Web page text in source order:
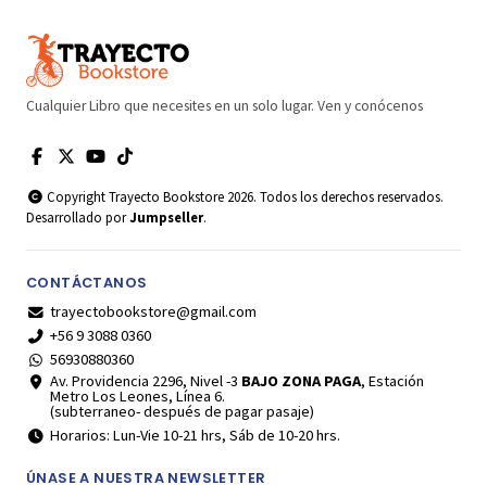
Cualquier Libro que necesites en un solo lugar. Ven y conócenos
Copyright Trayecto Bookstore 2026. Todos los derechos reservados.
Desarrollado porJumpseller.
CONTÁCTANOS
trayectobookstore@gmail.com
+56 9 3088 0360
56930880360
Av. Providencia 2296, Nivel -3 BAJO ZONA PAGA, Estación
Metro Los Leones, Línea 6.
(subterraneo- después de pagar pasaje)
Horarios: Lun-Vie 10-21 hrs, Sáb de 10-20 hrs.
ÚNASE A NUESTRA NEWSLETTER